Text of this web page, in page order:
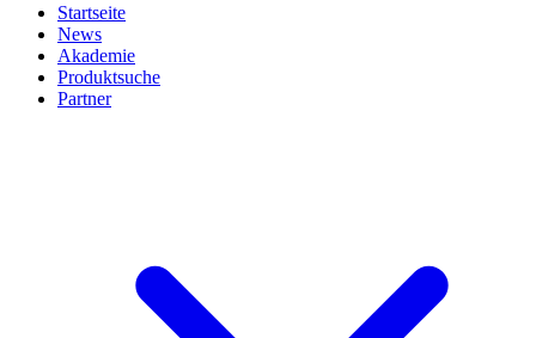
Startseite
News
Akademie
Produktsuche
Partner